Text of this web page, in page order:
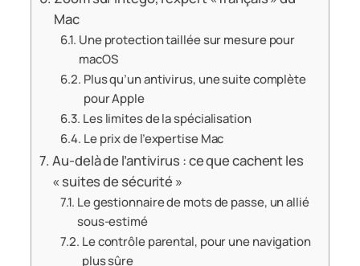
Mac
Une protection taillée sur mesure pour
macOS
Plus qu’un antivirus, une suite complète
pour Apple
Les limites de la spécialisation
Le prix de l’expertise Mac
Au-delà de l’antivirus : ce que cachent les
« suites de sécurité »
Le gestionnaire de mots de passe, un allié
sous-estimé
Le contrôle parental, pour une navigation
plus sûre